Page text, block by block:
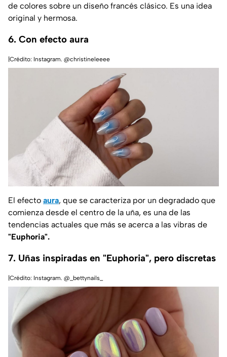
de colores sobre un diseño francés clásico. Es una idea
original y hermosa.
6. Con efecto aura
|Crédito: Instagram. @christineleeee
El efecto aura, que se caracteriza por un degradado que
comienza desde el centro de la uña, es una de las
tendencias actuales que más se acerca a las vibras de
"Euphoria".
7. Uñas inspiradas en "Euphoria", pero discretas
|Crédito: Instagram. @_bettynails_